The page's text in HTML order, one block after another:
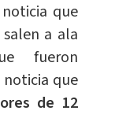
que
a ala
fueron
que
de 12